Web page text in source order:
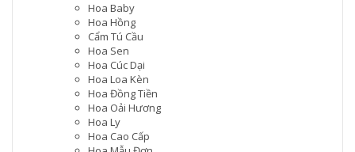
Hoa Baby
Hoa Hồng
Cẩm Tú Cầu
Hoa Sen
Hoa Cúc Dại
Hoa Loa Kèn
Hoa Đồng Tiền
Hoa Oải Hương
Hoa Ly
Hoa Cao Cấp